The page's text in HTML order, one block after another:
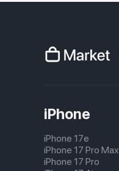
iPhone
iPhone 17e
iPhone 17 Pro Max
iPhone 17 Pro